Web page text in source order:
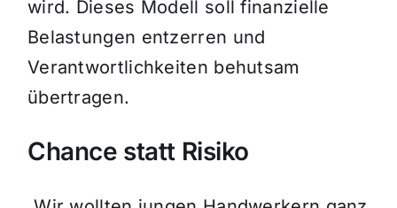
wird. Dieses Modell soll finanzielle
Belastungen entzerren und
Verantwortlichkeiten behutsam
übertragen.
Chance statt Risiko